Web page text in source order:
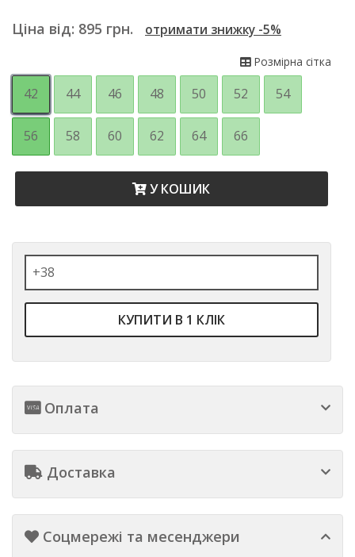
Ціна від: 895 грн. отримати знижку -5%
Розмірна сітка
42 44 46 48 50 52 54
56 58 60 62 64 66
У КОШИК
КУПИТИ В 1 КЛІК
Оплата
Доставка
Соцмережі та месенджери